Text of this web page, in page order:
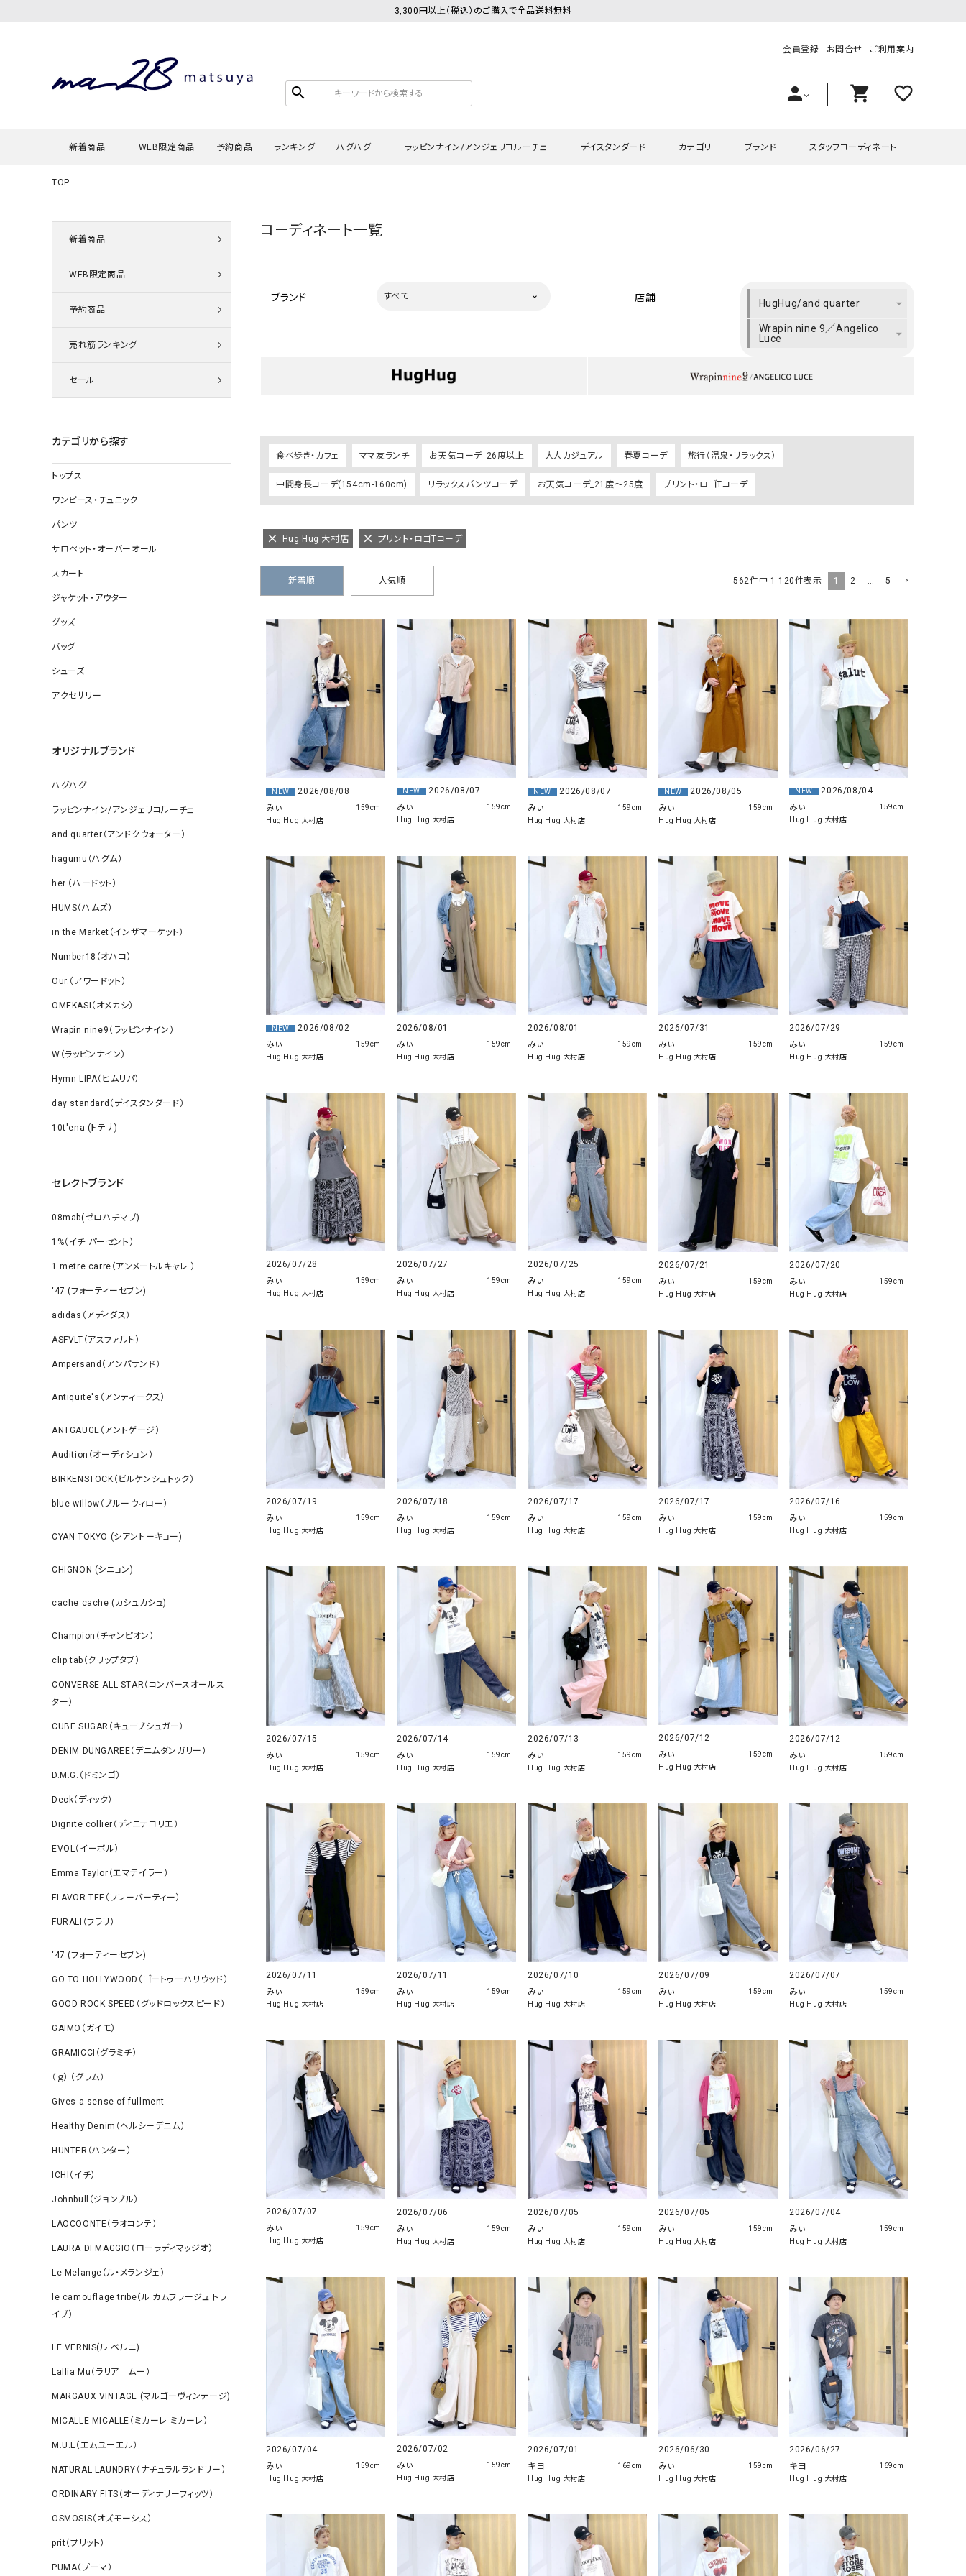
3,300円以上（税込）のご購入で全品送料無料
search
会員登録 お問合せ ご利用案内
person shopping_cart favorite_outline
新着商品 WEB限定商品 予約商品 ランキング ハグハグ
タンクトップ・キャミソール
その他のパンツ ロング・マキシ丈
ジャケット すべて見る
バッグ
その他雑貨
ラッピンナイン/アンジェリコルーチェ
シャツ・ブラウス
デニムパンツ ロング・マキシ丈
ジャケット
その他アウター
バッグ
デイスタンダード
デニムパンツ
ロング・マキシ丈
その他スカート
コート
帽子
ソックス・その他雑貨
カテゴリ
ワンピース・チュニック
サロペット・オーバーオール
ジャケット・アウター
ブランド
and quarter（アンドクウォーター） HUMS（ハムズ）
Our.（アワードット） Hymn LIPA（ヒムリパ）
day standard（デイスタンダード）
08mab(ゼロハチマブ)
1%（イチ パーセント）
1 metre carre（アンメートルキャレ ）
オ）
Antiquite's（アンティークス）
リー）
Audition（オーディション）
ORDINARY FITS（オーディ
blue willow（ブルーウィロー） Osmosis（オズモシス）
blue willow（ブルーウィロー） prit（プリット）
CUBE SUGAR（キューブシュガー） PUMA（プーマ）
CONVERSE ALL STAR（コンバースオー
Risley（リズレー）
Deck（ディック）
EVOL（イーボル）
SCOTCH&SODA（スコッ
ダ）
Emma Taylor（エマテイラー） SUGAR ROSE（シュガーロ
FLAVOR TEE（フレーバーティー） squady by graphite（スカ
GO TO HOLLYWOOD（ゴートゥーハリウ
ッド）
THIRTY（サーティ）
G-STAR RAW（ジースターロウ）
GOOD SPEED（グッドスピード） un cinq（アンサンク）
GRAMICCI（グラミチ）
ー）
（ｇ） （グラム） upper hights（アッパーハ
Gives a sense of fullment +phenix（フェニックス）
HUNTER（ハンター） WILD THINGS（ワイルドシ
ICHI（イチ）
ILIMA（イリマ）
スタッフコーディネート
TOP
新着商品
WEB限定商品
予約商品
売れ筋ランキング
セール
カテゴリから探す
トップス
ワンピース・チュニック
パンツ
サロペット・オーバーオール
スカート
ジャケット・アウター
グッズ
バッグ
シューズ
アクセサリー
オリジナルブランド
ハグハグ
ラッピンナイン/アンジェリコルーチェ
and quarter（アンドクウォーター）
hagumu（ハグム）
her.（ハードット）
HUMS（ハムズ）
in the Market（インザマーケット）
Number18（オハコ）
Our.（アワードット）
OMEKASI（オメカシ）
Wrapin nine9（ラッピンナイン）
W（ラッピンナイン）
Hymn LIPA（ヒムリパ）
day standard（デイスタンダード）
10t'ena (トテナ)
セレクトブランド
08mab(ゼロハチマブ)
1%（イチ パーセント）
1 metre carre（アンメートルキャレ ）
‘47 (フォーティーセブン)
adidas（アディダス）
ASFVLT（アスファルト）
Ampersand（アンパサンド）
Antiquite's（アンティークス）
ANTGAUGE（アントゲージ）
Audition（オーディション）
BIRKENSTOCK（ビルケンシュトック）
blue willow（ブルーウィロー）
CYAN TOKYO (シアントーキョー)
CHIGNON (シニョン)
cache cache (カシュカシュ)
Champion（チャンピオン）
clip.tab（クリップタブ）
CONVERSE ALL STAR（コンバースオールス
ター）
CUBE SUGAR（キューブシュガー）
DENIM DUNGAREE（デニムダンガリー）
D.M.G.（ドミンゴ）
Deck（ディック）
Dignite collier（ディニテコリエ）
EVOL（イーボル）
Emma Taylor（エマテイラー）
FLAVOR TEE（フレーバーティー）
FURALI（フラリ）
‘47 (フォーティーセブン)
GO TO HOLLYWOOD（ゴートゥーハリウッド）
GOOD ROCK SPEED（グッドロックスピード）
GAIMO（ガイモ）
GRAMICCI（グラミチ）
（ｇ） （グラム）
Gives a sense of fullment
Healthy Denim（ヘルシーデニム）
HUNTER（ハンター）
ICHI（イチ）
Johnbull（ジョンブル）
LAOCOONTE（ラオコンテ）
LAURA DI MAGGIO（ローラディマッジオ）
Le Melange（ル・メランジェ）
le camouflage tribe（ル カムフラージュ トラ
イブ）
LE VERNIS(ル ベルニ)
Lallia Mu（ラリア ムー）
MARGAUX VINTAGE (マルゴーヴィンテージ)
MICALLE MICALLE（ミカーレ ミカーレ）
M.U.L（エムユーエル）
NATURAL LAUNDRY（ナチュラルランドリー）
ORDINARY FITS（オーディナリーフィッツ）
OSMOSIS（オズモーシス）
prit（プリット）
PUMA（プーマ）
コーディネート一覧
ブランド すべて 店舗 HugHug/and quarter
Wrapin nine 9／Angelico
Luce
食べ歩き・カフェ ママ友ランチ お天気コーデ_26度以上 大人カジュアル 春夏コーデ 旅行（温泉・リラックス）
中間身長コーデ(154cm-160cm) リラックスパンツコーデ お天気コーデ_21度～25度 プリント・ロゴTコーデ
Hug Hug 大村店 プリント・ロゴTコーデ
新着順 人気順 562件中 1-120件表示 1 2 5
NEW
2026/08/08
みぃ
Hug Hug 大村店
159cm
NEW
2026/08/07
みぃ
Hug Hug 大村店
159cm
NEW
2026/08/07
みぃ
Hug Hug 大村店
159cm
NEW
2026/08/05
みぃ
Hug Hug 大村店
159cm
NEW
2026/08/04
みぃ
Hug Hug 大村店
159cm
NEW
2026/08/02
みぃ
Hug Hug 大村店
159cm
2026/08/01
みぃ
Hug Hug 大村店
159cm
2026/08/01
みぃ
Hug Hug 大村店
159cm
2026/07/31
みぃ
Hug Hug 大村店
159cm
2026/07/29
みぃ
Hug Hug 大村店
159cm
2026/07/28
みぃ
Hug Hug 大村店
159cm
2026/07/27
みぃ
Hug Hug 大村店
159cm
2026/07/25
みぃ
Hug Hug 大村店
159cm
2026/07/21
みぃ
Hug Hug 大村店
159cm
2026/07/20
みぃ
Hug Hug 大村店
159cm
2026/07/19
みぃ
Hug Hug 大村店
159cm
2026/07/18
みぃ
Hug Hug 大村店
159cm
2026/07/17
みぃ
Hug Hug 大村店
159cm
2026/07/17
みぃ
Hug Hug 大村店
159cm
2026/07/16
みぃ
Hug Hug 大村店
159cm
2026/07/15
みぃ
Hug Hug 大村店
159cm
2026/07/14
みぃ
Hug Hug 大村店
159cm
2026/07/13
みぃ
Hug Hug 大村店
159cm
2026/07/12
みぃ
Hug Hug 大村店
159cm
2026/07/12
みぃ
Hug Hug 大村店
159cm
2026/07/11
みぃ
Hug Hug 大村店
159cm
2026/07/11
みぃ
Hug Hug 大村店
159cm
2026/07/10
みぃ
Hug Hug 大村店
159cm
2026/07/09
みぃ
Hug Hug 大村店
159cm
2026/07/07
みぃ
Hug Hug 大村店
159cm
2026/07/07
みぃ
Hug Hug 大村店
159cm
2026/07/06
みぃ
Hug Hug 大村店
159cm
2026/07/05
みぃ
Hug Hug 大村店
159cm
2026/07/05
みぃ
Hug Hug 大村店
159cm
2026/07/04
みぃ
Hug Hug 大村店
159cm
2026/07/04
みぃ
Hug Hug 大村店
159cm
2026/07/02
みぃ
Hug Hug 大村店
159cm
2026/07/01
キヨ
Hug Hug 大村店
169cm
2026/06/30
みぃ
Hug Hug 大村店
159cm
2026/06/27
キヨ
Hug Hug 大村店
169cm